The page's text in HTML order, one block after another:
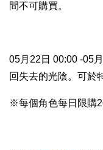
間不可購買。
05月22日 00:00 -05
回失去的光陰。可於
※每個角色每日限購2